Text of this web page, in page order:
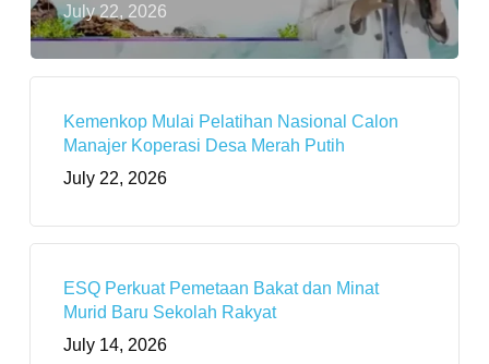
July 22, 2026
Kemenkop Mulai Pelatihan Nasional Calon
Manajer Koperasi Desa Merah Putih
July 22, 2026
ESQ Perkuat Pemetaan Bakat dan Minat
Murid Baru Sekolah Rakyat
July 14, 2026